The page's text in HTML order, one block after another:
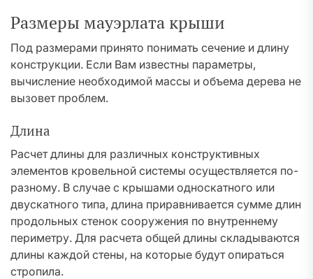
Размеры мауэрлата крыши
Под размерами принято понимать сечение и длину
конструкции. Если Вам известны параметры,
вычисление необходимой массы и объема дерева не
вызовет проблем.
Длина
Расчет длины для различных конструктивных
элементов кровельной системы осуществляется по-
разному. В случае с крышами односкатного или
двускатного типа, длина приравнивается сумме длин
продольных стенок сооружения по внутреннему
периметру. Для расчета общей длины складываются
длины каждой стены, на которые будут опираться
стропила.